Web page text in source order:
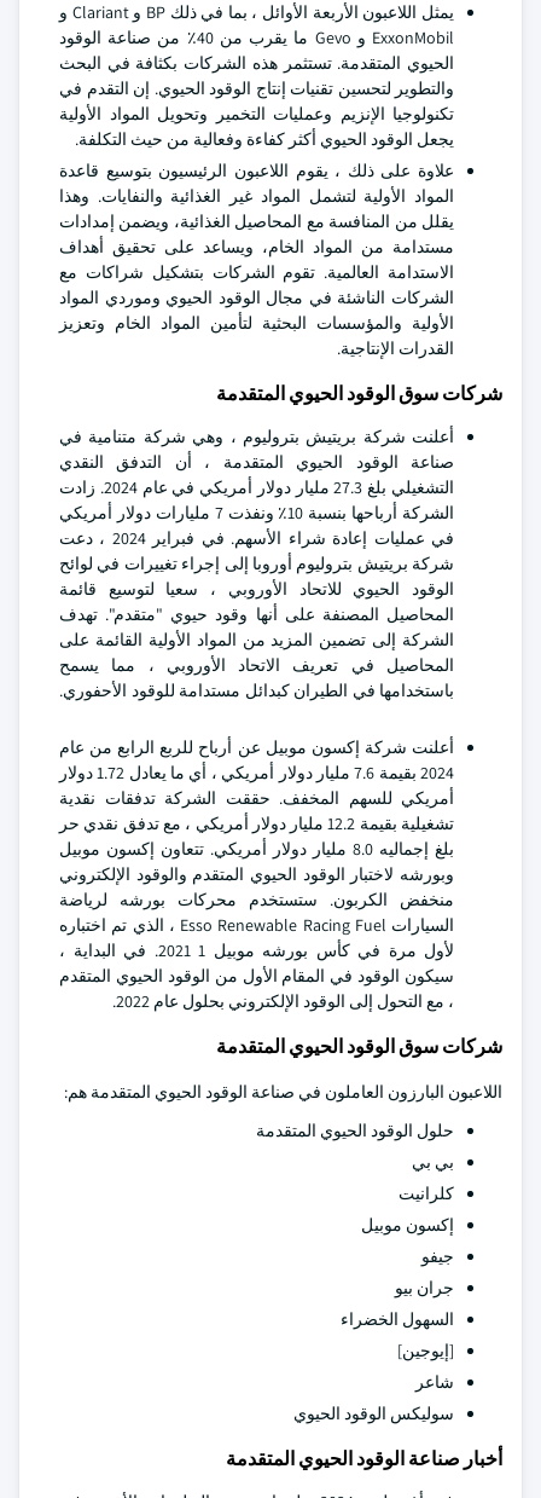
يمثل اللاعبون الأربعة الأوائل ، بما في ذلك BP و Clariant و
ExxonMobil و Gevo ما يقرب من 40٪ من صناعة الوقود
الحيوي المتقدمة. تستثمر هذه الشركات بكثافة في البحث
والتطوير لتحسين تقنيات إنتاج الوقود الحيوي. إن التقدم في
تكنولوجيا الإنزيم وعمليات التخمير وتحويل المواد الأولية
يجعل الوقود الحيوي أكثر كفاءة وفعالية من حيث التكلفة.
علاوة على ذلك ، يقوم اللاعبون الرئيسيون بتوسيع قاعدة
المواد الأولية لتشمل المواد غير الغذائية والنفايات. وهذا
يقلل من المنافسة مع المحاصيل الغذائية، ويضمن إمدادات
مستدامة من المواد الخام، ويساعد على تحقيق أهداف
الاستدامة العالمية. تقوم الشركات بتشكيل شراكات مع
الشركات الناشئة في مجال الوقود الحيوي وموردي المواد
الأولية والمؤسسات البحثية لتأمين المواد الخام وتعزيز
القدرات الإنتاجية.
شركات سوق الوقود الحيوي المتقدمة
أعلنت شركة بريتيش بتروليوم ، وهي شركة متنامية في
صناعة الوقود الحيوي المتقدمة ، أن التدفق النقدي
التشغيلي بلغ 27.3 مليار دولار أمريكي في عام 2024. زادت
الشركة أرباحها بنسبة 10٪ ونفذت 7 مليارات دولار أمريكي
في عمليات إعادة شراء الأسهم. في فبراير 2024 ، دعت
شركة بريتيش بتروليوم أوروبا إلى إجراء تغييرات في لوائح
الوقود الحيوي للاتحاد الأوروبي ، سعيا لتوسيع قائمة
المحاصيل المصنفة على أنها وقود حيوي "متقدم". تهدف
الشركة إلى تضمين المزيد من المواد الأولية القائمة على
المحاصيل في تعريف الاتحاد الأوروبي ، مما يسمح
باستخدامها في الطيران كبدائل مستدامة للوقود الأحفوري.
أعلنت شركة إكسون موبيل عن أرباح للربع الرابع من عام
2024 بقيمة 7.6 مليار دولار أمريكي ، أي ما يعادل 1.72 دولار
أمريكي للسهم المخفف. حققت الشركة تدفقات نقدية
تشغيلية بقيمة 12.2 مليار دولار أمريكي ، مع تدفق نقدي حر
بلغ إجماليه 8.0 مليار دولار أمريكي. تتعاون إكسون موبيل
وبورشه لاختبار الوقود الحيوي المتقدم والوقود الإلكتروني
منخفض الكربون. ستستخدم محركات بورشه لرياضة
السيارات Esso Renewable Racing Fuel ، الذي تم اختباره
لأول مرة في كأس بورشه موبيل 1 2021. في البداية ،
سيكون الوقود في المقام الأول من الوقود الحيوي المتقدم
، مع التحول إلى الوقود الإلكتروني بحلول عام 2022.
شركات سوق الوقود الحيوي المتقدمة
اللاعبون البارزون العاملون في صناعة الوقود الحيوي المتقدمة هم:
حلول الوقود الحيوي المتقدمة
بي بي
كلرانيت
إكسون موبيل
جيفو
جران بيو
السهول الخضراء
[إيوجين]
شاعر
سوليكس الوقود الحيوي
أخبار صناعة الوقود الحيوي المتقدمة